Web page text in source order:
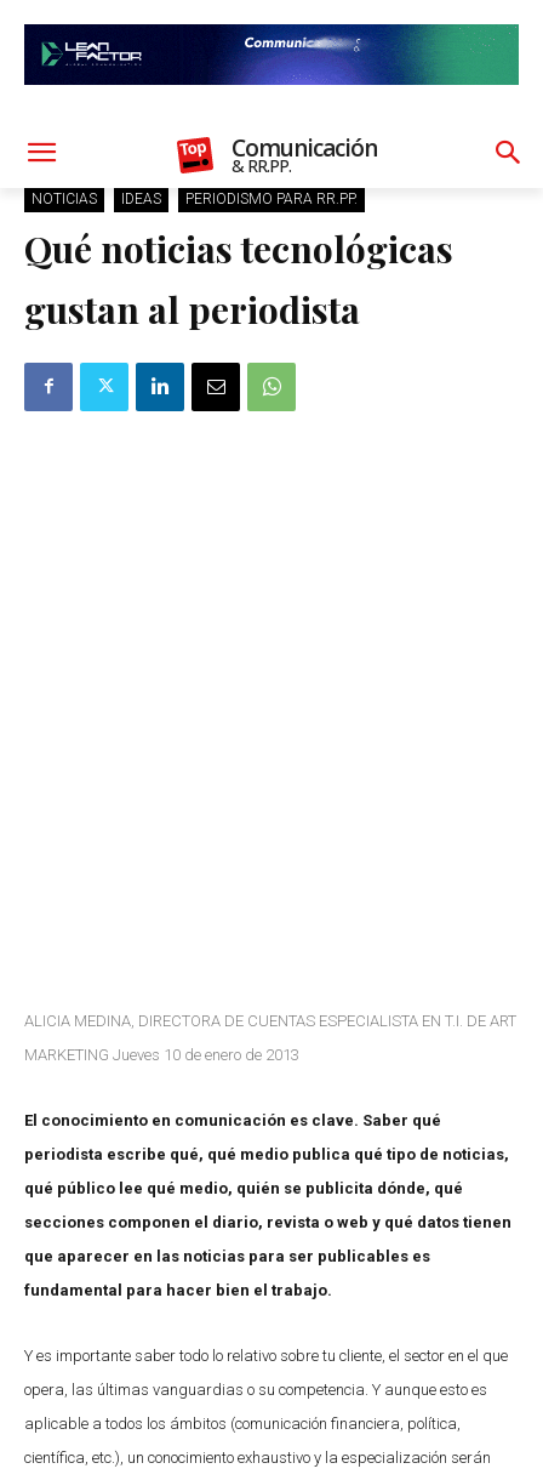
Comunicación
& RR.PP.
NOTICIAS IDEAS PERIODISMO PARA RR.PP.
Qué noticias tecnológicas
gustan al periodista
ALICIA MEDINA, DIRECTORA DE CUENTAS ESPECIALISTA EN T.I. DE ART
MARKETING Jueves 10 de enero de 2013
El conocimiento en comunicación es clave. Saber qué
periodista escribe qué, qué medio publica qué tipo de noticias,
qué público lee qué medio, quién se publicita dónde, qué
secciones componen el diario, revista o web y qué datos tienen
que aparecer en las noticias para ser publicables es
fundamental para hacer bien el trabajo.
Y es importante saber todo lo relativo sobre tu cliente, el sector en el que
opera, las últimas vanguardias o su competencia. Y aunque esto es
aplicable a todos los ámbitos (comunicación financiera, política,
científica, etc.), un conocimiento exhaustivo y la especialización serán